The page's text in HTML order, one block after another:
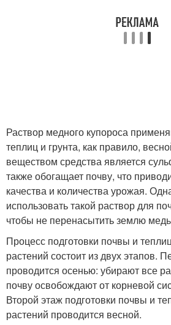
Раствор медного купороса
теплиц и грунта, как правило,
веществом средства является
также обогащает почву, что
качества и количества урожая.
использовать такой раствор для
чтобы не перенасытить землю
Процесс подготовки почвы и
растений состоит из двух этапов.
проводится осенью: убирают все
почву освобождают от корневой
Второй этаж подготовки почвы и
растений проводится весной.